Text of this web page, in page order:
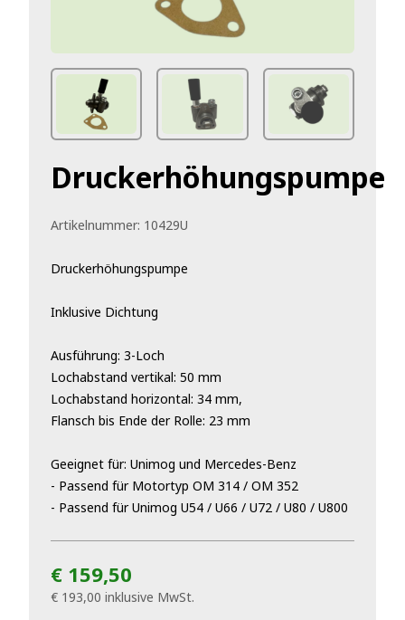
Druckerhöhungspumpe
Artikelnummer: 10429U
Druckerhöhungspumpe
Inklusive Dichtung
Ausführung: 3-Loch
Lochabstand vertikal: 50 mm
Lochabstand horizontal: 34 mm,
Flansch bis Ende der Rolle: 23 mm
Geeignet für: Unimog und Mercedes-Benz
- Passend für Motortyp OM 314 / OM 352
- Passend für Unimog U54 / U66 / U72 / U80 / U800
€ 159,50
€ 193,00 inklusive MwSt.